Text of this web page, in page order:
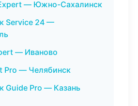
— Южно-Сахалинск
Service 24 —
— Иваново
Pro — Челябинск
Guide Pro — Казань